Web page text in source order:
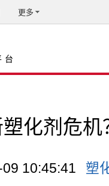
更多
台
化剂危机
10:45:41 塑